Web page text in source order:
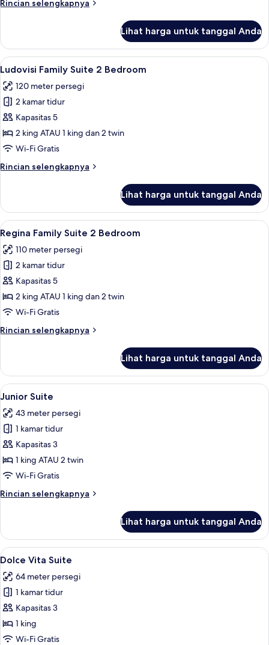
Rincian selengkapnya
Family
Suite
2
Lihat harga untuk tanggal Anda
Lihat
semua
foto
untuk
Ludovisi
Family
Suite
Bedroom
Seprai premium, selimut bulu angsa,
8
Ludovisi Family Suite 2 Bedroom
120 meter persegi
2 kamar tidur
Kapasitas 5
2 king ATAU 1 king dan 2 twin
Wi-Fi Gratis
Rincian selengkapnya
Rincian
Ludovisi
Family
Suite
Bedroom
Lihat harga untuk tanggal Anda
Lihat
semua
foto
untuk
Regina
Family
Suite
Bedroom
Seprai premium, selimut bulu angsa,
8
Regina Family Suite 2 Bedroom
110 meter persegi
2 kamar tidur
Kapasitas 5
2 king ATAU 1 king dan 2 twin
Wi-Fi Gratis
Rincian selengkapnya
Rincian
Regina
Family
Suite
Bedroom
Lihat harga untuk tanggal Anda
Lihat
semua
foto
untuk
Junior
Suite
Junior Suite | Seprai premium,
11
Junior Suite
43 meter persegi
1 kamar tidur
Kapasitas 3
1 king ATAU 2 twin
Wi-Fi Gratis
Rincian selengkapnya
Rincian
Junior
Suite
Lihat harga untuk tanggal Anda
Lihat
semua
foto
untuk
Dolce
Vita
Suite
Dolce Vita Suite | Seprai premium,
12
Dolce Vita Suite
64 meter persegi
1 kamar tidur
Kapasitas 3
1 king
Wi-Fi Gratis